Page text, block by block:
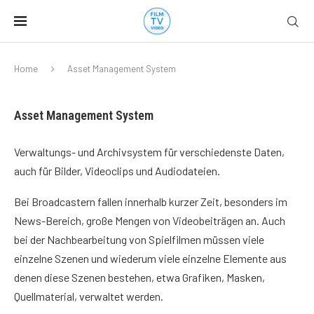
Home Asset Management System
Asset Management System
Verwaltungs- und Archivsystem für verschiedenste Daten,
auch für Bilder, Videoclips und Audiodateien.
Bei Broadcastern fallen innerhalb kurzer Zeit, besonders im
News-Bereich, große Mengen von Videobeiträgen an. Auch
bei der Nachbearbeitung von Spielfilmen müssen viele
einzelne Szenen und wiederum viele einzelne Elemente aus
denen diese Szenen bestehen, etwa Grafiken, Masken,
Quellmaterial, verwaltet werden.